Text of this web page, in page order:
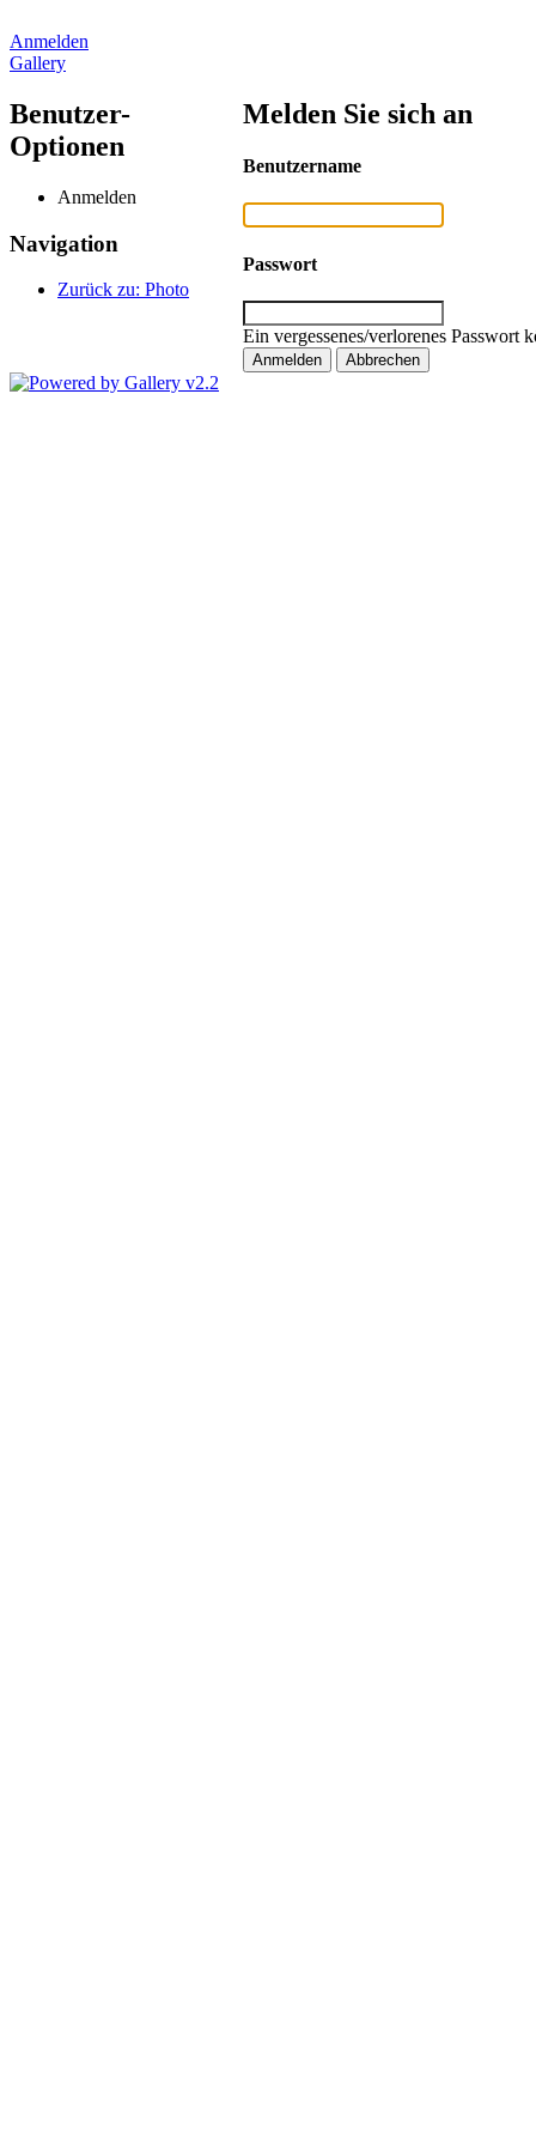
Anmelden
Gallery
Benutzer-
Optionen
Anmelden
Navigation
Zurück zu: Photo
Melden Sie sich an
Benutzername
Passwort
Ein vergessenes/verlorenes Passwort